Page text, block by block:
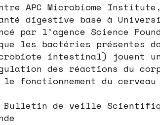
APC Microbiome
digestive basé à
par l’agence Science
les bactéries présentes
intestinal) jouent
des réactions du
fonctionnement du
de veille